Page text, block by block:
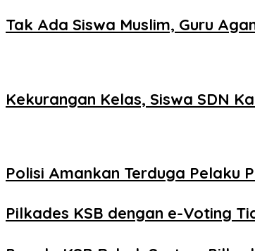
Tak Ada Siswa Muslim, Guru
Kekurangan Kelas, Siswa SDN
Polisi Amankan Terduga Pelaku
Pilkades KSB dengan e-Voting